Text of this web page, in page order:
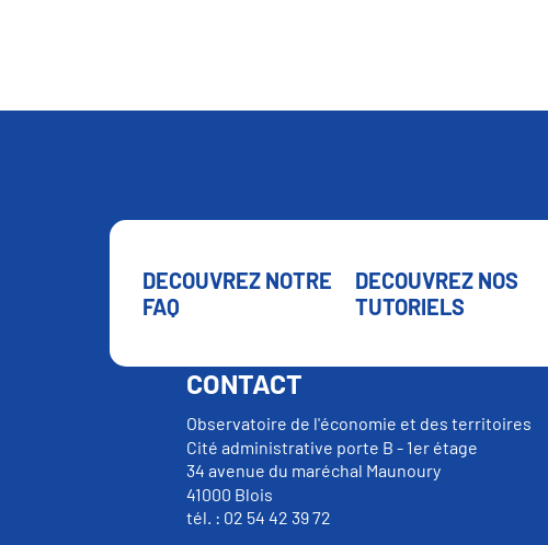
DECOUVREZ NOTRE
FAQ
DECOUVREZ NOS
TUTORIELS
CONTACT
Observatoire de l'économie et des territoires
Cité administrative porte B - 1er étage
34 avenue du maréchal Maunoury
41000 Blois
tél. : 02 54 42 39 72